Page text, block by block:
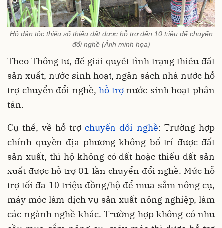
Hộ dân tộc thiểu số thiếu đất được hỗ trợ đến 10 triệu để chuyển
đổi nghề (Ảnh minh họa)
Theo Thông tư, để giải quyết tình trạng thiếu đất
sản xuất, nước sinh hoạt, ngân sách nhà nước hỗ
trợ chuyển đổi nghề,hỗ trợnước sinh hoạt phân
tán.
Cụ thể, về hỗ trợchuyển đổi nghề: Trường hợp
chính quyền địa phương không bố trí được đất
sản xuất, thì hộ không có đất hoặc thiếu đất sản
xuất được hỗ trợ 01 lần chuyển đổi nghề. Mức hỗ
trợ tối đa 10 triệu đồng/hộ để mua sắm nông cụ,
máy móc làm dịch vụ sản xuất nông nghiệp, làm
các ngành nghề khác. Trường hợp không có nhu